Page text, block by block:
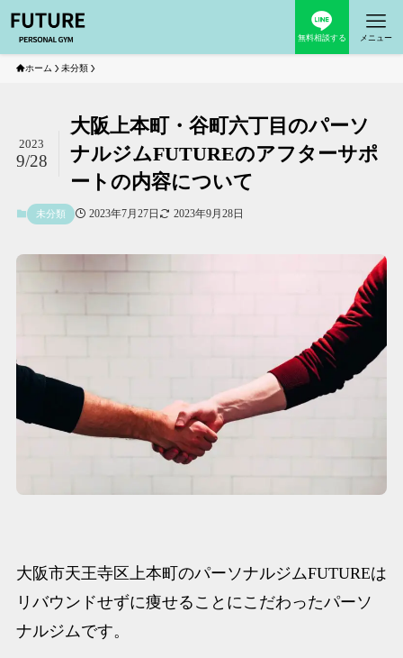
無料相談する メニュー
ホーム 未分類
大阪上本町・谷町六丁目のパーソ
ナルジムFUTUREのアフターサポ
ートの内容について
2023
9/28
未分類 2023年7月27日 2023年9月28日
大阪市天王寺区上本町のパーソナルジムFUTUREは
リバウンドせずに痩せることにこだわったパーソ
ナルジムです。